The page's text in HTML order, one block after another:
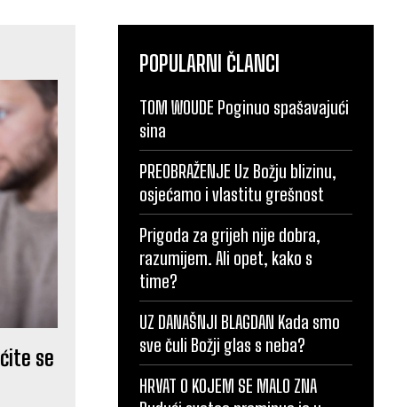
se
POPULARNI ČLANCI
TOM WOUDE Poginuo spašavajući
sina
PREOBRAŽENJE Uz Božju blizinu,
osjećamo i vlastitu grešnost
Prigoda za grijeh nije dobra,
razumijem. Ali opet, kako s
time?
UZ DANAŠNJI BLAGDAN Kada smo
sve čuli Božji glas s neba?
HRVAT O KOJEM SE MALO ZNA